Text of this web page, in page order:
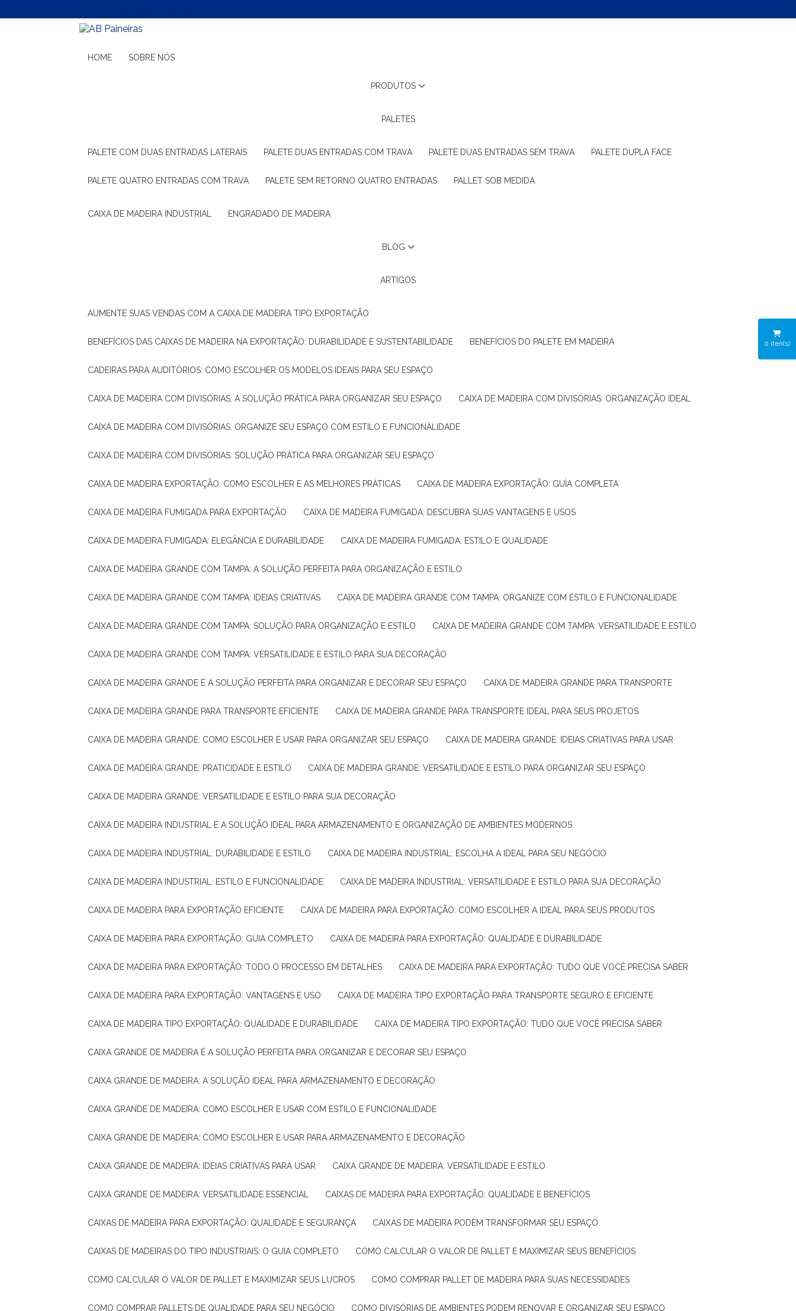
HOME SOBRE NÓS
PRODUTOS
PALETES
PALETE COM DUAS ENTRADAS LATERAIS PALETE DUAS ENTRADAS COM TRAVA PALETE DUAS ENTRADAS SEM TRAVA PALETE DUPLA FACE
PALETE QUATRO ENTRADAS COM TRAVA PALETE SEM RETORNO QUATRO ENTRADAS PALLET SOB MEDIDA
CAIXA DE MADEIRA INDUSTRIAL ENGRADADO DE MADEIRA
BLOG
ARTIGOS
AUMENTE SUAS VENDAS COM A CAIXA DE MADEIRA TIPO EXPORTAÇÃO
BENEFÍCIOS DAS CAIXAS DE MADEIRA NA EXPORTAÇÃO: DURABILIDADE E SUSTENTABILIDADE BENEFÍCIOS DO PALETE EM MADEIRA
CADEIRAS PARA AUDITÓRIOS: COMO ESCOLHER OS MODELOS IDEAIS PARA SEU ESPAÇO
CAIXA DE MADEIRA COM DIVISÓRIAS: A SOLUÇÃO PRÁTICA PARA ORGANIZAR SEU ESPAÇO CAIXA DE MADEIRA COM DIVISÓRIAS: ORGANIZAÇÃO IDEAL
CAIXA DE MADEIRA COM DIVISÓRIAS: ORGANIZE SEU ESPAÇO COM ESTILO E FUNCIONALIDADE
CAIXA DE MADEIRA COM DIVISÓRIAS: SOLUÇÃO PRÁTICA PARA ORGANIZAR SEU ESPAÇO
CAIXA DE MADEIRA EXPORTAÇÃO: COMO ESCOLHER E AS MELHORES PRÁTICAS CAIXA DE MADEIRA EXPORTAÇÃO: GUÍA COMPLETA
CAIXA DE MADEIRA FUMIGADA PARA EXPORTAÇÃO CAIXA DE MADEIRA FUMIGADA: DESCUBRA SUAS VANTAGENS E USOS
CAIXA DE MADEIRA FUMIGADA: ELEGÂNCIA E DURABILIDADE CAIXA DE MADEIRA FUMIGADA: ESTILO E QUALIDADE
CAIXA DE MADEIRA GRANDE COM TAMPA: A SOLUÇÃO PERFEITA PARA ORGANIZAÇÃO E ESTILO
CAIXA DE MADEIRA GRANDE COM TAMPA: IDEIAS CRIATIVAS CAIXA DE MADEIRA GRANDE COM TAMPA: ORGANIZE COM ESTILO E FUNCIONALIDADE
CAIXA DE MADEIRA GRANDE COM TAMPA: SOLUÇÃO PARA ORGANIZAÇÃO E ESTILO CAIXA DE MADEIRA GRANDE COM TAMPA: VERSATILIDADE E ESTILO
CAIXA DE MADEIRA GRANDE COM TAMPA: VERSATILIDADE E ESTILO PARA SUA DECORAÇÃO
CAIXA DE MADEIRA GRANDE É A SOLUÇÃO PERFEITA PARA ORGANIZAR E DECORAR SEU ESPAÇO CAIXA DE MADEIRA GRANDE PARA TRANSPORTE
CAIXA DE MADEIRA GRANDE PARA TRANSPORTE EFICIENTE CAIXA DE MADEIRA GRANDE PARA TRANSPORTE IDEAL PARA SEUS PROJETOS
CAIXA DE MADEIRA GRANDE: COMO ESCOLHER E USAR PARA ORGANIZAR SEU ESPAÇO CAIXA DE MADEIRA GRANDE: IDEIAS CRIATIVAS PARA USAR
CAIXA DE MADEIRA GRANDE: PRATICIDADE E ESTILO CAIXA DE MADEIRA GRANDE: VERSATILIDADE E ESTILO PARA ORGANIZAR SEU ESPAÇO
CAIXA DE MADEIRA GRANDE: VERSATILIDADE E ESTILO PARA SUA DECORAÇÃO
CAIXA DE MADEIRA INDUSTRIAL É A SOLUÇÃO IDEAL PARA ARMAZENAMENTO E ORGANIZAÇÃO DE AMBIENTES MODERNOS
CAIXA DE MADEIRA INDUSTRIAL: DURABILIDADE E ESTILO CAIXA DE MADEIRA INDUSTRIAL: ESCOLHA A IDEAL PARA SEU NEGÓCIO
CAIXA DE MADEIRA INDUSTRIAL: ESTILO E FUNCIONALIDADE CAIXA DE MADEIRA INDUSTRIAL: VERSATILIDADE E ESTILO PARA SUA DECORAÇÃO
CAIXA DE MADEIRA PARA EXPORTAÇÃO EFICIENTE CAIXA DE MADEIRA PARA EXPORTAÇÃO: COMO ESCOLHER A IDEAL PARA SEUS PRODUTOS
CAIXA DE MADEIRA PARA EXPORTAÇÃO: GUIA COMPLETO CAIXA DE MADEIRA PARA EXPORTAÇÃO: QUALIDADE E DURABILIDADE
CAIXA DE MADEIRA PARA EXPORTAÇÃO: TODO O PROCESSO EM DETALHES CAIXA DE MADEIRA PARA EXPORTAÇÃO: TUDO QUE VOCÊ PRECISA SABER
CAIXA DE MADEIRA PARA EXPORTAÇÃO: VANTAGENS E USO CAIXA DE MADEIRA TIPO EXPORTAÇÃO PARA TRANSPORTE SEGURO E EFICIENTE
CAIXA DE MADEIRA TIPO EXPORTAÇÃO: QUALIDADE E DURABILIDADE CAIXA DE MADEIRA TIPO EXPORTAÇÃO: TUDO QUE VOCÊ PRECISA SABER
CAIXA GRANDE DE MADEIRA É A SOLUÇÃO PERFEITA PARA ORGANIZAR E DECORAR SEU ESPAÇO
CAIXA GRANDE DE MADEIRA: A SOLUÇÃO IDEAL PARA ARMAZENAMENTO E DECORAÇÃO
CAIXA GRANDE DE MADEIRA: COMO ESCOLHER E USAR COM ESTILO E FUNCIONALIDADE
CAIXA GRANDE DE MADEIRA: COMO ESCOLHER E USAR PARA ARMAZENAMENTO E DECORAÇÃO
CAIXA GRANDE DE MADEIRA: IDEIAS CRIATIVAS PARA USAR CAIXA GRANDE DE MADEIRA: VERSATILIDADE E ESTILO
CAIXA GRANDE DE MADEIRA: VERSATILIDADE ESSENCIAL CAIXAS DE MADEIRA PARA EXPORTAÇÃO: QUALIDADE E BENEFÍCIOS
CAIXAS DE MADEIRA PARA EXPORTAÇÃO: QUALIDADE E SEGURANÇA CAIXAS DE MADEIRA PODEM TRANSFORMAR SEU ESPAÇO
CAIXAS DE MADEIRAS DO TIPO INDUSTRIAIS: O GUIA COMPLETO COMO CALCULAR O VALOR DE PALLET E MAXIMIZAR SEUS BENEFÍCIOS
COMO CALCULAR O VALOR DE PALLET E MAXIMIZAR SEUS LUCROS COMO COMPRAR PALLET DE MADEIRA PARA SUAS NECESSIDADES
COMO COMPRAR PALLETS DE QUALIDADE PARA SEU NEGÓCIO COMO DIVISÓRIAS DE AMBIENTES PODEM RENOVAR E ORGANIZAR SEU ESPAÇO
0 iten(s)